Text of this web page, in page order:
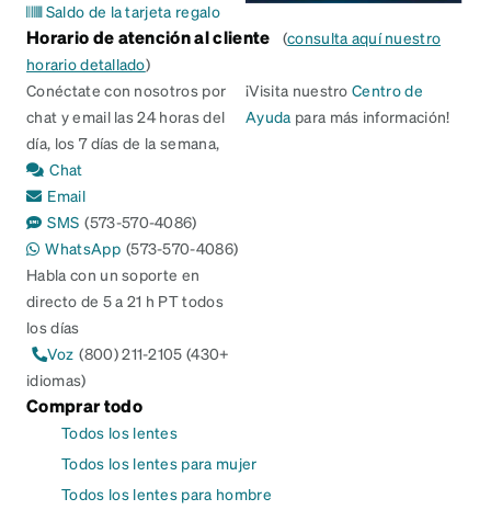
Saldo de la tarjeta regalo
Horario de atención al cliente (consulta aquí nuestro
horario detallado)
Conéctate con nosotros por
chat y email las 24 horas del
día, los 7 días de la semana,
Chat
Email
SMS (573-570-4086)
WhatsApp (573-570-4086)
Habla con un soporte en
directo de 5 a 21 h PT todos
los días
Voz (800) 211-2105 (430+
idiomas)
¡Visita nuestroCentro de
Ayuda para más información!
Comprar todo
Todos los lentes
Todos los lentes para mujer
Todos los lentes para hombre